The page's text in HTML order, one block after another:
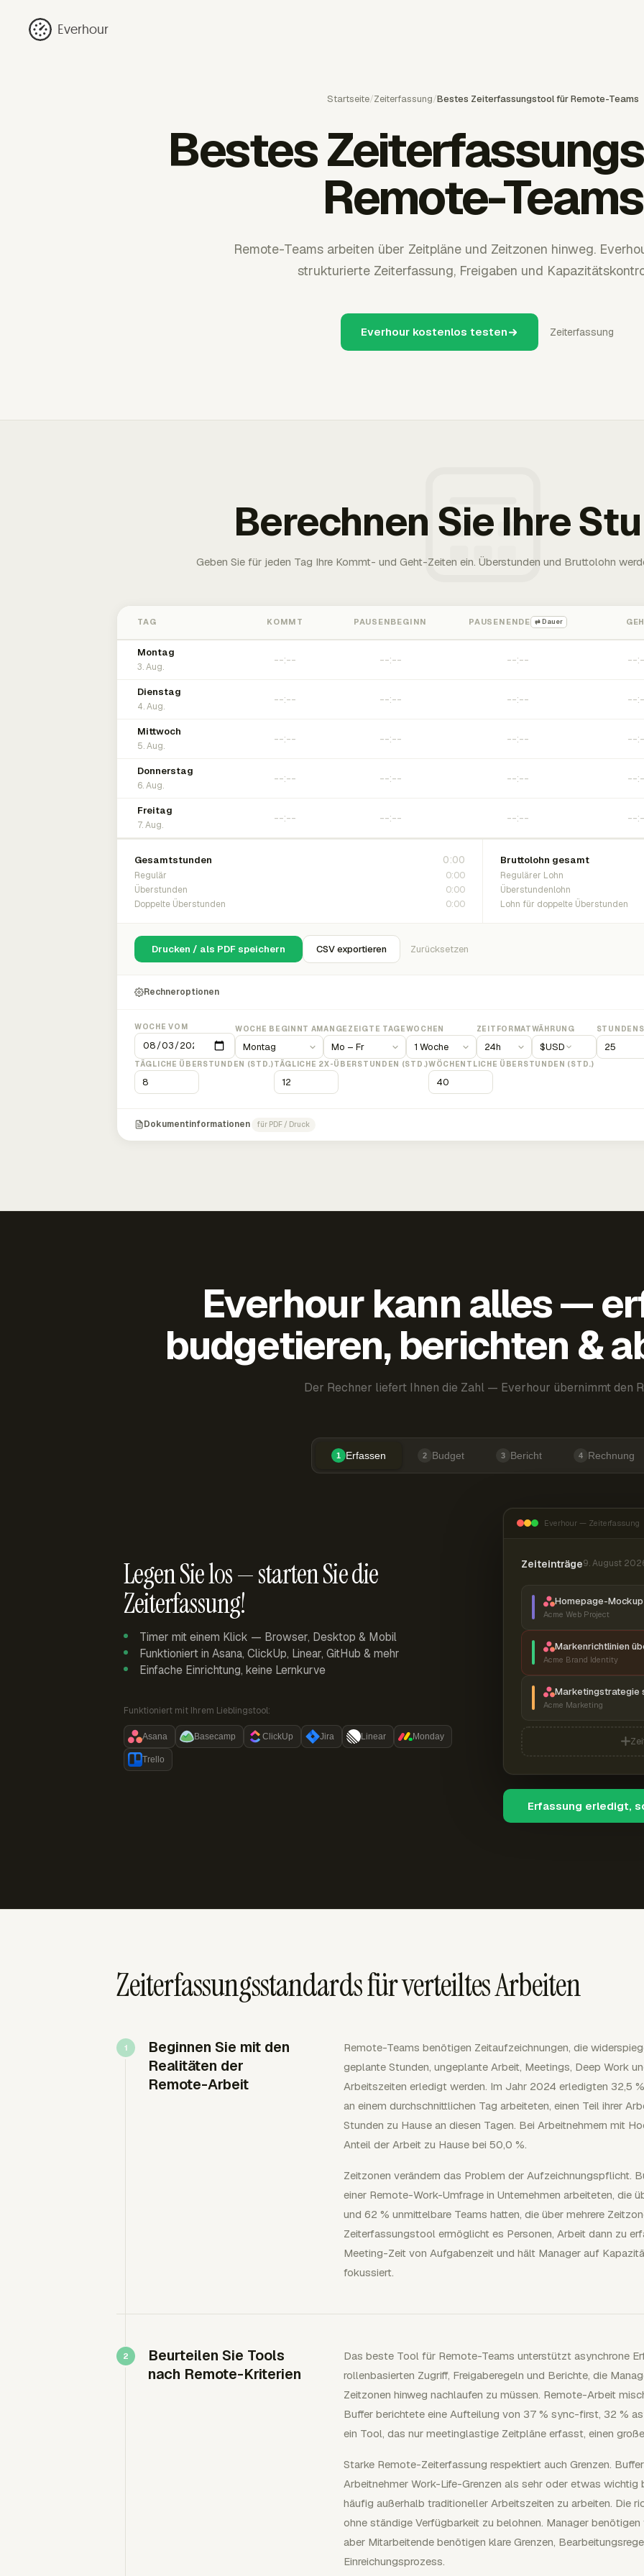
Everhour
Startseite/Zeiterfassung/Bestes Zeiterfassungstool für Remote-Teams
Bestes
Remote-Teams
Remote-Teams arbeiten über Zeitpläne und Zeitzonen hinweg.
strukturierte Zeiterfassung, Freigaben und
Everhour kostenlos testen Zeiterfassung
Berechnen Sie Ihre
Geben Sie für jeden Tag Ihre Kommt- und Geht-Zeiten ein. Überstunden und Bruttolohn
TAG KOMMT PAUSENBEGINN PAUSENENDE ⇄ Dauer
Montag
3. Aug.
Dienstag
4. Aug.
Mittwoch
5. Aug.
Donnerstag
6. Aug.
Freitag
7. Aug.
Gesamtstunden 0:00
Regulär 0:00
Überstunden 0:00
Doppelte Überstunden 0:00
Bruttolohn gesamt
Regulärer Lohn
Überstundenlohn
Lohn für doppelte Überstunden
Drucken / als PDF speichern CSV exportieren Zurücksetzen
Rechneroptionen
WOCHE VOM WOCHE BEGINNT AMANGEZEIGTE TAGEWOCHEN ZEITFORMATWÄHRUNG
$USD
TÄGLICHE ÜBERSTUNDEN (STD.)TÄGLICHE 2X-ÜBERSTUNDEN (STD.)WÖCHENTLICHE ÜBERSTUNDEN (STD.)
Dokumentinformationen für PDF / Druck
Everhour kann alles —
budgetieren, berichten &
Der Rechner liefert Ihnen die Zahl — Everhour übernimmt den
1 Erfassen 2 Budget 3 Bericht 4 Rechnung
Legen Sie los — starten Sie die
Zeiterfassung!
Timer mit einem Klick — Browser, Desktop & Mobil
Funktioniert in Asana, ClickUp, Linear, GitHub & mehr
Einfache Einrichtung, keine Lernkurve
Funktioniert mit Ihrem Lieblingstool:
Asana Basecamp ClickUp Jira Linear Monday
Trello
Everhour — Zeiterfassung
Zeiteinträge9. August
Homepage-
Acme Web Project
Markenrichtlinien
Acme Brand Identity
Marketingstrategie
Acme Marketing
Erfassung erledigt,
Zeiterfassungsstandards für verteiltes Arbeiten
Beginnen Sie mit den
Realitäten der
Remote-Arbeit
Remote-Teams benötigen Zeitaufzeichnungen, die
geplante Stunden, ungeplante Arbeit, Meetings, Deep Work
Arbeitszeiten erledigt werden. Im Jahr 2024 erledigten 32,5
an einem durchschnittlichen Tag arbeiteten, einen Teil ihrer
Stunden zu Hause an diesen Tagen. Bei Arbeitnehmern mit
Anteil der Arbeit zu Hause bei 50,0 %.
Zeitzonen verändern das Problem der Aufzeichnungspflicht.
einer Remote-Work-Umfrage in Unternehmen arbeiteten, die
und 62 % unmittelbare Teams hatten, die über mehrere
Zeiterfassungstool ermöglicht es Personen, Arbeit dann zu
Meeting-Zeit von Aufgabenzeit und hält Manager auf
fokussiert.
Beurteilen Sie Tools
nach Remote-Kriterien
Das beste Tool für Remote-Teams unterstützt asynchrone
rollenbasierten Zugriff, Freigaberegeln und Berichte, die
Zeitzonen hinweg nachlaufen zu müssen. Remote-Arbeit
Buffer berichtete eine Aufteilung von 37 % sync-first, 32 %
ein Tool, das nur meetinglastige Zeitpläne erfasst, einen
Starke Remote-Zeiterfassung respektiert auch Grenzen.
Arbeitnehmer Work-Life-Grenzen als sehr oder etwas
häufig außerhalb traditioneller Arbeitszeiten zu arbeiten. Die
ohne ständige Verfügbarkeit zu belohnen. Manager
aber Mitarbeitende benötigen klare Grenzen,
Einreichungsprozess.